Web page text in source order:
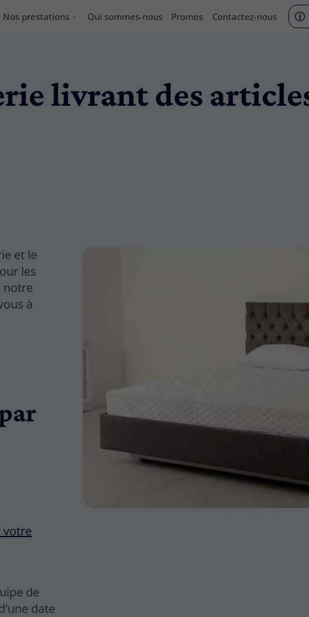
Nos prestations Qui sommes-nous Promos Contactez-nous
livrant des
et le
les
notre
à
votre
de
date